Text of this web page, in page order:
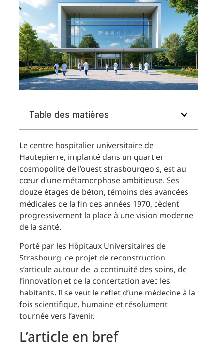
Table des matières
Le centre hospitalier universitaire de
Hautepierre, implanté dans un quartier
cosmopolite de l’ouest strasbourgeois, est au
cœur d’une métamorphose ambitieuse. Ses
douze étages de béton, témoins des avancées
médicales de la fin des années 1970, cèdent
progressivement la place à une vision moderne
de la santé.
Porté par les Hôpitaux Universitaires de
Strasbourg, ce projet de reconstruction
s’articule autour de la continuité des soins, de
l’innovation et de la concertation avec les
habitants. Il se veut le reflet d’une médecine à la
fois scientifique, humaine et résolument
tournée vers l’avenir.
L’article en bref